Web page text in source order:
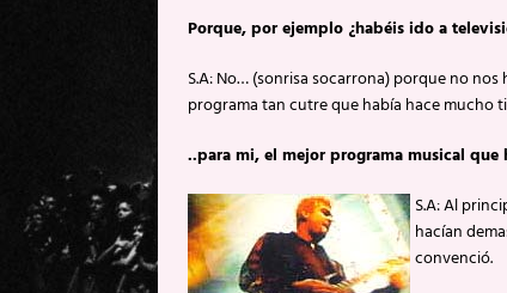
Porque, por ejemplo ¿habéis ido a
S.A: No… (sonrisa socarrona) porque no
programa tan cutre que había hace mucho
..para mi, el mejor programa musical
S.A: Al
hacían
convenció.